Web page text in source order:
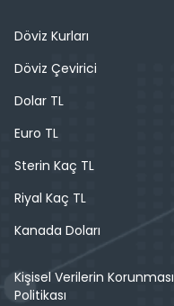
Döviz Kurları
Döviz Çevirici
Dolar TL
Euro TL
Sterin Kaç TL
Riyal Kaç TL
Kanada Doları
Kişisel Verilerin Korunması
Politikası